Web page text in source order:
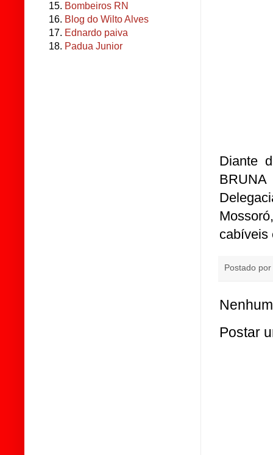
Diante
cabíveis
Postado por
Postar
15. Bombeiros RN
16. Blog do Wilto Alves
17. Ednardo paiva
18. Padua Junior